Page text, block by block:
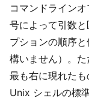
コマンドライン
号によって引数
プションの順序
構いません）。た
最も右に現れた
Unix シェルの標